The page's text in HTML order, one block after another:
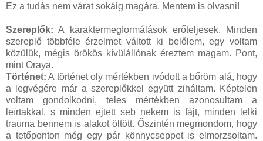
Ez a tudás nem várat sokáig magára. Mentem is olvasni!
Szereplők: A karaktermegformálások erőteljesek. Minden
szereplő többféle érzelmet váltott ki belőlem, egy voltam
közülük, mégis örökös kívülállónak éreztem magam. Pont,
mint Oraya.
Történet: A történet oly mértékben ivódott a bőröm alá, hogy
a legvégére már a szereplőkkel együtt ziháltam. Képtelen
voltam gondolkodni, teles mértékben azonosultam a
leírtakkal, s minden ejtett seb nekem is fájt, minden lelki
trauma bennem is alakot öltött. Őszintén megmondom, hogy
a tetőponton még egy pár könnycseppet is elmorzsoltam.